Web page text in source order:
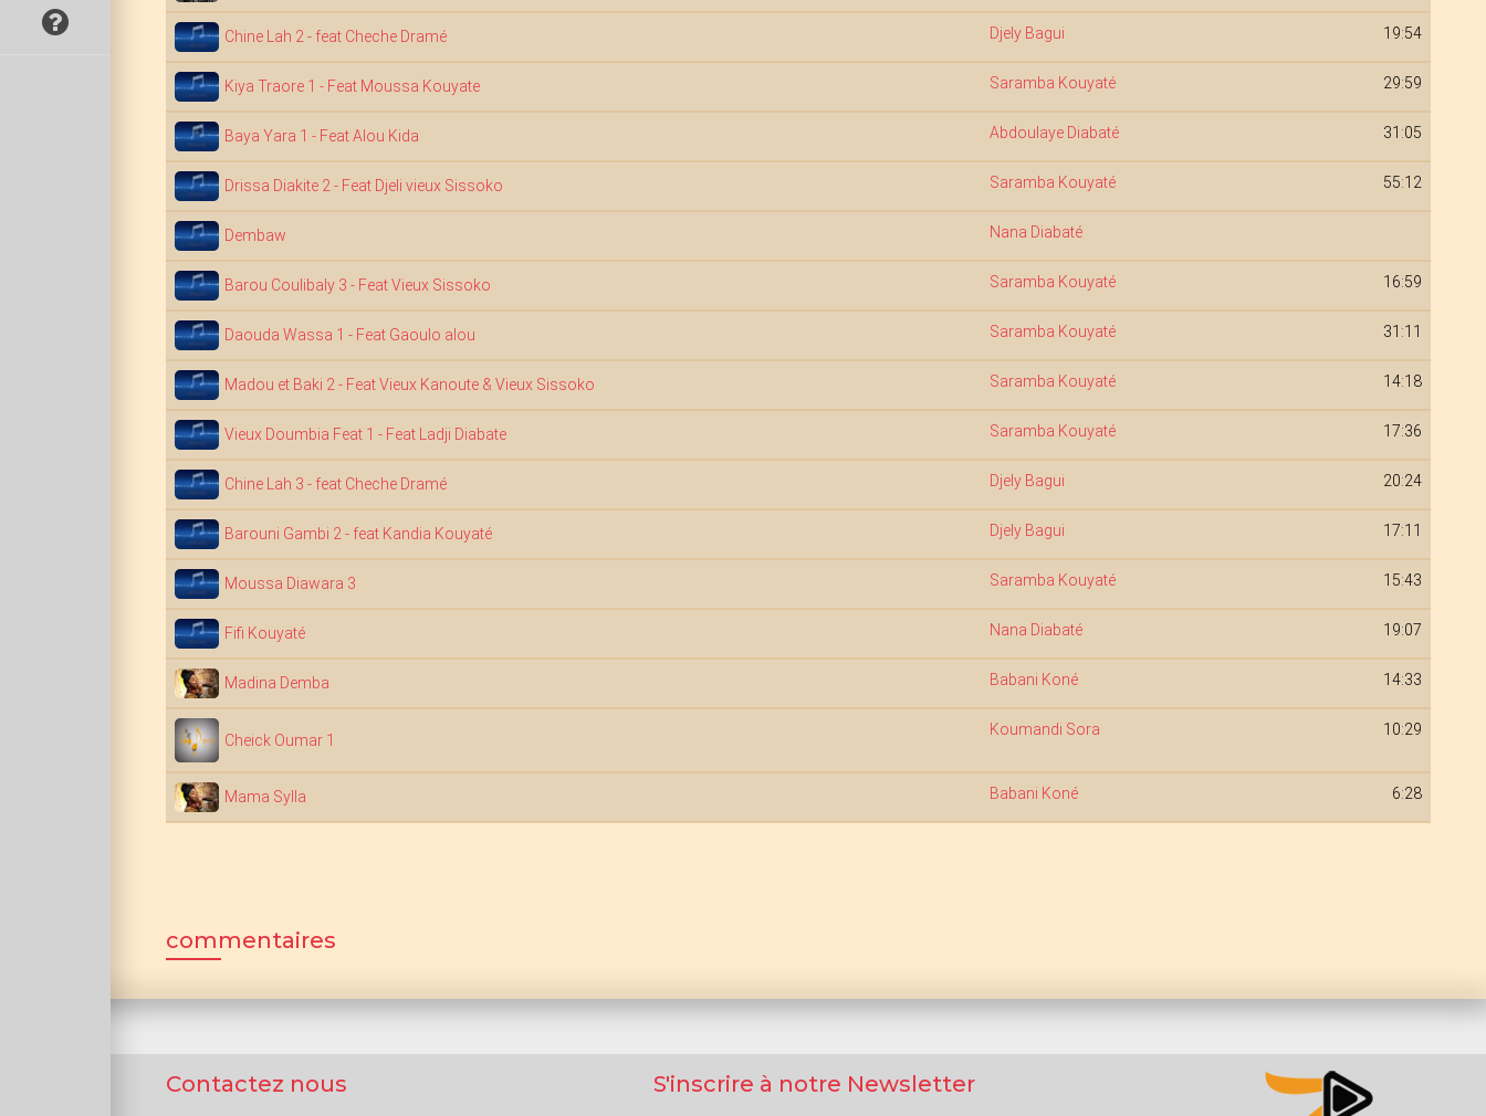
Chine Lah 2 - feat Cheche Dramé Djely Bagui 19:54
Kiya Traore 1 - Feat Moussa Kouyate Saramba Kouyaté 29:59
Baya Yara 1 - Feat Alou Kida Abdoulaye Diabaté 31:05
Drissa Diakite 2 - Feat Djeli vieux Sissoko Saramba Kouyaté 55:12
Dembaw Nana Diabaté
Barou Coulibaly 3 - Feat Vieux Sissoko Saramba Kouyaté 16:59
Daouda Wassa 1 - Feat Gaoulo alou Saramba Kouyaté 31:11
Madou et Baki 2 - Feat Vieux Kanoute & Vieux Sissoko Saramba Kouyaté 14:18
Vieux Doumbia Feat 1 - Feat Ladji Diabate Saramba Kouyaté 17:36
Chine Lah 3 - feat Cheche Dramé Djely Bagui 20:24
Barouni Gambi 2 - feat Kandia Kouyaté Djely Bagui 17:11
Moussa Diawara 3 Saramba Kouyaté 15:43
Fifi Kouyaté Nana Diabaté 19:07
Madina Demba Babani Koné 14:33
Cheick Oumar 1
Koumandi Sora 10:29
Mama Sylla Babani Koné 6:28
commentaires
Contactez nous S'inscrire à notre Newsletter